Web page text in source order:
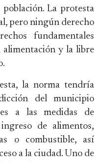
La protesta
pero ningún derecho
fundamentales
alimentación y la libre
la norma tendría
del municipio
a las medidas de
de alimentos,
o combustible, así
a la ciudad. Uno de